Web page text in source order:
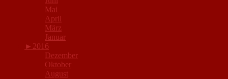
Mai
April
März
Januar
► 2016
Dezember
Oktober
August